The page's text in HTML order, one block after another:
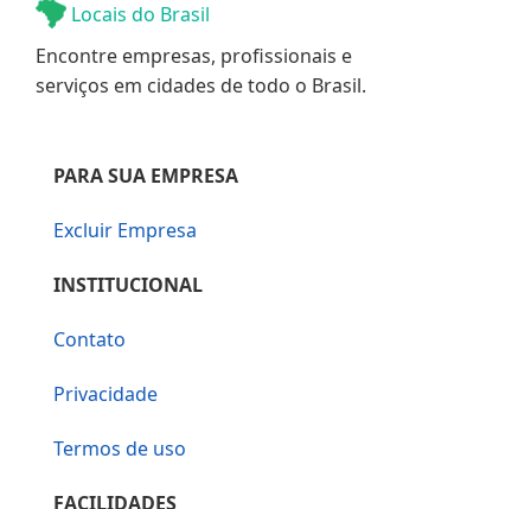
Locais do Brasil
Encontre empresas, profissionais e
serviços em cidades de todo o Brasil.
PARA SUA EMPRESA
Excluir Empresa
INSTITUCIONAL
Contato
Privacidade
Termos de uso
FACILIDADES